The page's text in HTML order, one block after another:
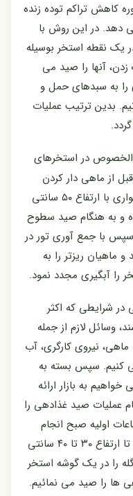
کاهش تراکم توده زنده
دهد. در این روش با
یک نقطه استخر بوسیله
آنها را صید می
را به سبدهای حمل و
بدین ترتیب عملیات
در استخرهای
از ماهی دار کردن
توسط تورهای مناسب یا با احداث دیواری با ارتفاع ۵۰ سانتی
و به هنگام صید سطوح
سپس با جمع آوری تور در
ماهیان ریزتر را به
را آبگیری مجدد نمود.
در شرایطی که اکثر
وسائل لازم از جمله
نیروی کارگری، آب
کنیم. سپس بسته به
به بازار ارائه
عملیات صید غذادهی را
اولیه صبح انجام
گردد، بدین منظور سطح آب استخر را تا ارتفاع ۳۰ تا ۴۰ سانتی
گله را در یک گوشه استخر
ها را صید می نمائیم.